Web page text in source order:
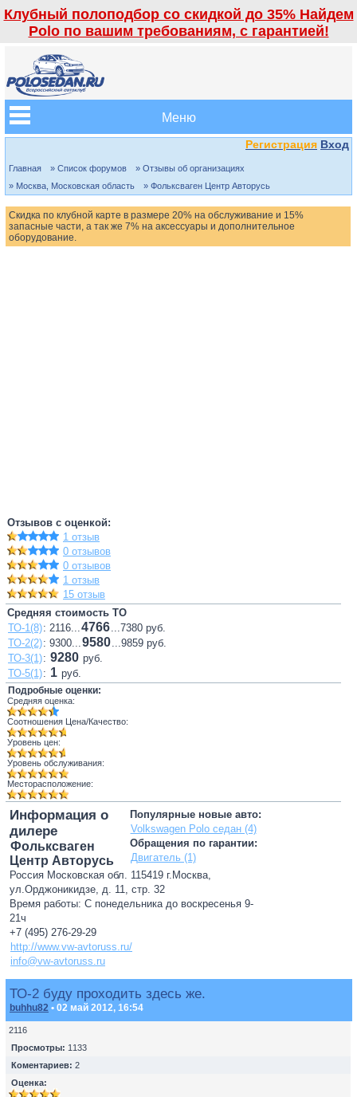
Клубный полоподбор со скидкой до 35% Найдем
Polo по вашим требованиям, с гарантией!
Меню
Регистрация Вход
Главная » Список форумов
» Отзывы об организациях
» Москва, Московская область
» Фольксваген Центр Авторусь
Скидка по клубной карте в размере 20% на обслуживание и 15%
запасные части, а так же 7% на аксессуары и дополнительное
оборудование.
Отзывов с оценкой:
1 отзыв
0 отзывов
0 отзывов
1 отзыв
15 отзыв
Средняя стоимость ТО
ТО-1(8): 2116...4766...7380 руб.
ТО-2(2): 9300...9580...9859 руб.
ТО-3(1): 9280 руб.
ТО-5(1): 1 руб.
Подробные оценки:
Средняя оценка:
Соотношения Цена/Качество:
Уровень цен:
Уровень обслуживания:
Месторасположение:
Популярные новые авто:
Volkswagen Polo седан (4)
Обращения по гарантии:
Двигатель (1)
Информация о
дилере
Фольксваген
Центр Авторусь
Россия Московская обл. 115419 г.Москва,
ул.Орджоникидзе, д. 11, стр. 32
Время работы: С понедельника до воскресенья 9-
21ч
+7 (495) 276-29-29
http://www.vw-avtoruss.ru/
info@vw-avtoruss.ru
ТО-2 буду проходить здесь же.
buhhu82 • 02 май 2012, 16:54
2116
Просмотры: 1133
Коментариев: 2
Оценка: